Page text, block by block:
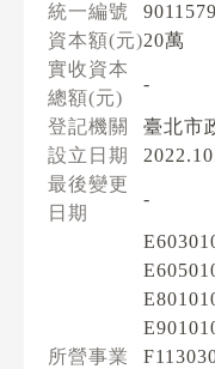
統一編號
資本額(元)20萬
實收資本
總額(元)
-
登記機關
臺北市
設立日期
最後變更
日期
-
所營事業